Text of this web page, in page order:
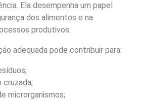
Ela desempenha um papel
dos alimentos e na
produtivos.
adequada pode contribuir para:
cruzada;
microrganismos;